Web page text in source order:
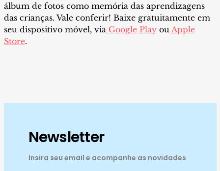
álbum de fotos como memória das aprendizagens
das crianças. Vale conferir! Baixe gratuitamente em
seu dispositivo móvel, via Google Playou Apple
Store.
Newsletter
Insira seu email e acompanhe as novidades